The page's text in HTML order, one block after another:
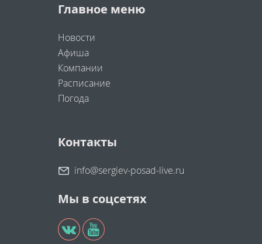
Главное меню
Новости
Афиша
Компании
Расписание
Погода
Контакты
info@sergiev-posad-live.ru
Мы в соцсетях